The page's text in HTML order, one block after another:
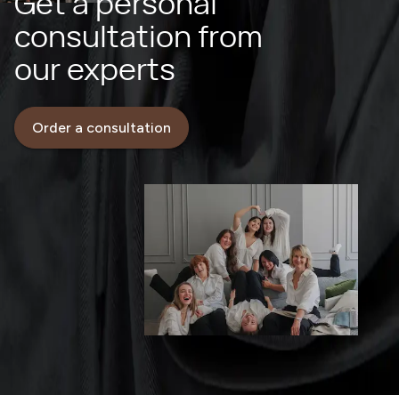
consultation from
our experts
Order a consultation